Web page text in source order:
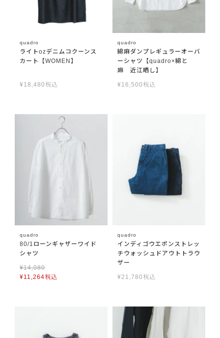
quadro
ライトozデニムコクーンス
カート【WOMEN】
¥18,480 税込
quadro
綿麻ダンプレギュラーオーバ
ーシャツ【quadro×綿と
麻 近江晒し】
¥16,500 税込
quadro
80/1ローンギャザーワイド
シャツ
¥14,080
¥11,264税込
quadro
インディゴウエポンストレッ
チウォッシュドアウトトラウ
ザー
¥21,780 税込